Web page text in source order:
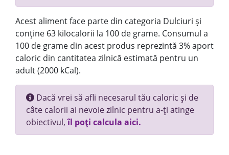
Acest aliment face parte din categoria Dulciuri și
conține 63 kilocalorii la 100 de grame. Consumul a
100 de grame din acest produs reprezintă 3% aport
caloric din cantitatea zilnică estimată pentru un
adult (2000 kCal).
Dacă vrei să afli necesarul tău caloric și de
câte calorii ai nevoie zilnic pentru a-ți atinge
obiectivul,îl poți calcula aici.